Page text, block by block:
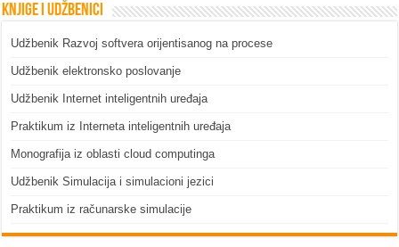
Knjige i udžbenici
Udžbenik Razvoj softvera orijentisanog na procese
Udžbenik elektronsko poslovanje
Udžbenik Internet inteligentnih uređaja
Praktikum iz Interneta inteligentnih uređaja
Monografija iz oblasti cloud computinga
Udžbenik Simulacija i simulacioni jezici
Praktikum iz računarske simulacije